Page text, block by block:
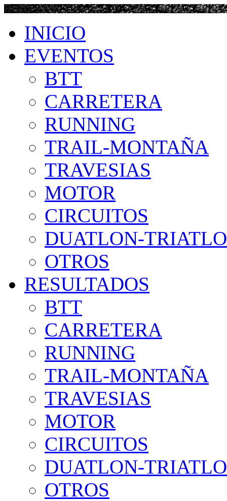
INICIO
EVENTOS
BTT
CARRETERA
RUNNING
TRAIL-MONTAÑA
TRAVESIAS
MOTOR
CIRCUITOS
DUATLON-
OTROS
RESULTADOS
BTT
CARRETERA
RUNNING
TRAIL-MONTAÑA
TRAVESIAS
MOTOR
CIRCUITOS
DUATLON-
OTROS